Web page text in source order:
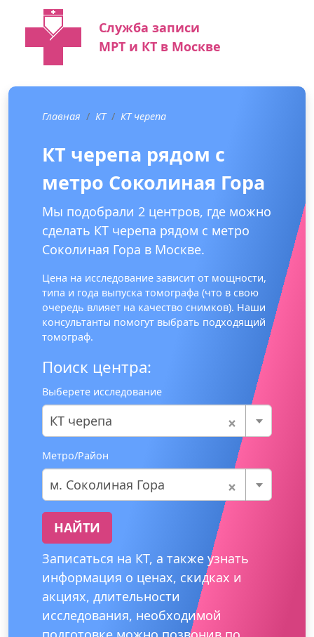
Служба записи
МРТ и КТ в Москве
Главная КТ КТ черепа
КТ черепа рядом с
метро Соколиная Гора
Мы подобрали 2 центров, где можно
сделать КТ черепа рядом с метро
Соколиная Гора в Москве.
Цена на исследование зависит от мощности,
типа и года выпуска томографа (что в свою
очередь влияет на качество снимков). Наши
консультанты помогут выбрать подходящий
томограф.
Поиск центра:
Выберете исследование
×
КТ черепа
Метро/Район
×
м. Соколиная Гора
НАЙТИ
Записаться на КТ, а также узнать
информация о ценах, скидках и
акциях, длительности
исследования, необходимой